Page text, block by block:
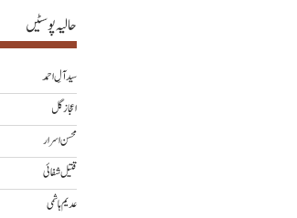
حالیہ پوسٹیں
سید آلِ احمد
اعجاز گل
محسن اسرار
قتیل شفائی
عدیم ہاشمی